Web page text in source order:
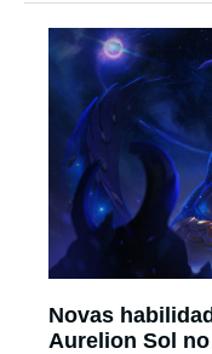
Novas
Aurelion Sol